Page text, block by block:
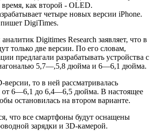
как второй - OLED.
четыре новых версии iPhone.
DigiTimes.
Digitimes Research заявляет, что в
только две версии. По его словам,
предлагали разрабатывать устройства с
5,7—,5,8 дюйма и 6—6,1 дюйма.
версии, то в ней рассматривалась
от 6—6,1 до 6,4—6,5 дюйма. В настоящее
остановилась на втором варианте.
что все смартфоны будут оснащены
зарядки и 3D-камерой.